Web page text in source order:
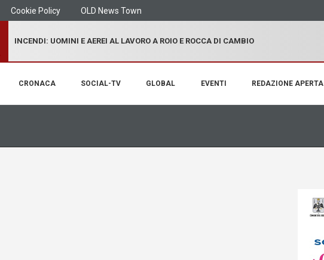
Cookie Policy OLD News Town
INCENDI: UOMINI E AEREI AL LAVORO A ROIO E ROCCA DI CAMBIO
CRONACA SOCIAL-TV GLOBAL EVENTI REDAZIONE APERTA